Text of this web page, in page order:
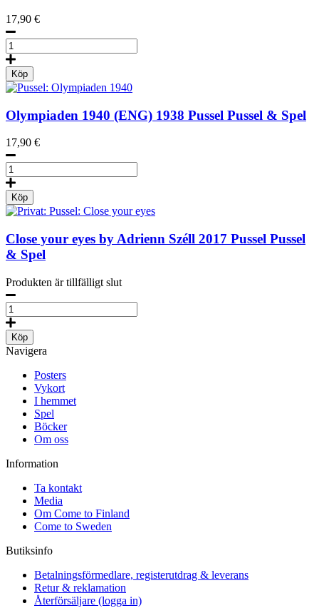
17,90 €
Pussel:
Skidpojken
mängd
Köp
Olympiaden 1940 (ENG) 1938 Pussel Pussel & Spel
17,90 €
Pussel:
Olympiaden
1940
mängd
Köp
Close your eyes by Adrienn Széll 2017 Pussel Pussel
& Spel
Produkten är tillfälligt slut
Pussel:
Close
your
eyes
mängd
Köp
Navigera
Posters
Vykort
I hemmet
Spel
Böcker
Om oss
Information
Ta kontakt
Media
Om Come to Finland
Come to Sweden
Butiksinfo
Betalningsförmedlare, registerutdrag & leverans
Retur & reklamation
Återförsäljare (logga in)